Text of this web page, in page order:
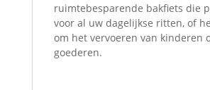
ruimtebesparende bakfiets die
voor al uw dagelijkse ritten, of
om het vervoeren van kinderen
goederen.